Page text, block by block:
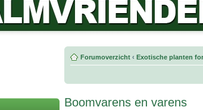
Forumoverzicht ‹ Exotische planten
Boomvarens en varens